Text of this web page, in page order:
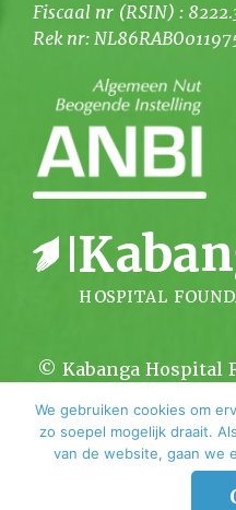
Fiscaal nr (RSIN) :
Rek nr:
© Kabanga Hospital
We gebruiken cookies om
zo soepel mogelijk draait.
van de website, gaan we